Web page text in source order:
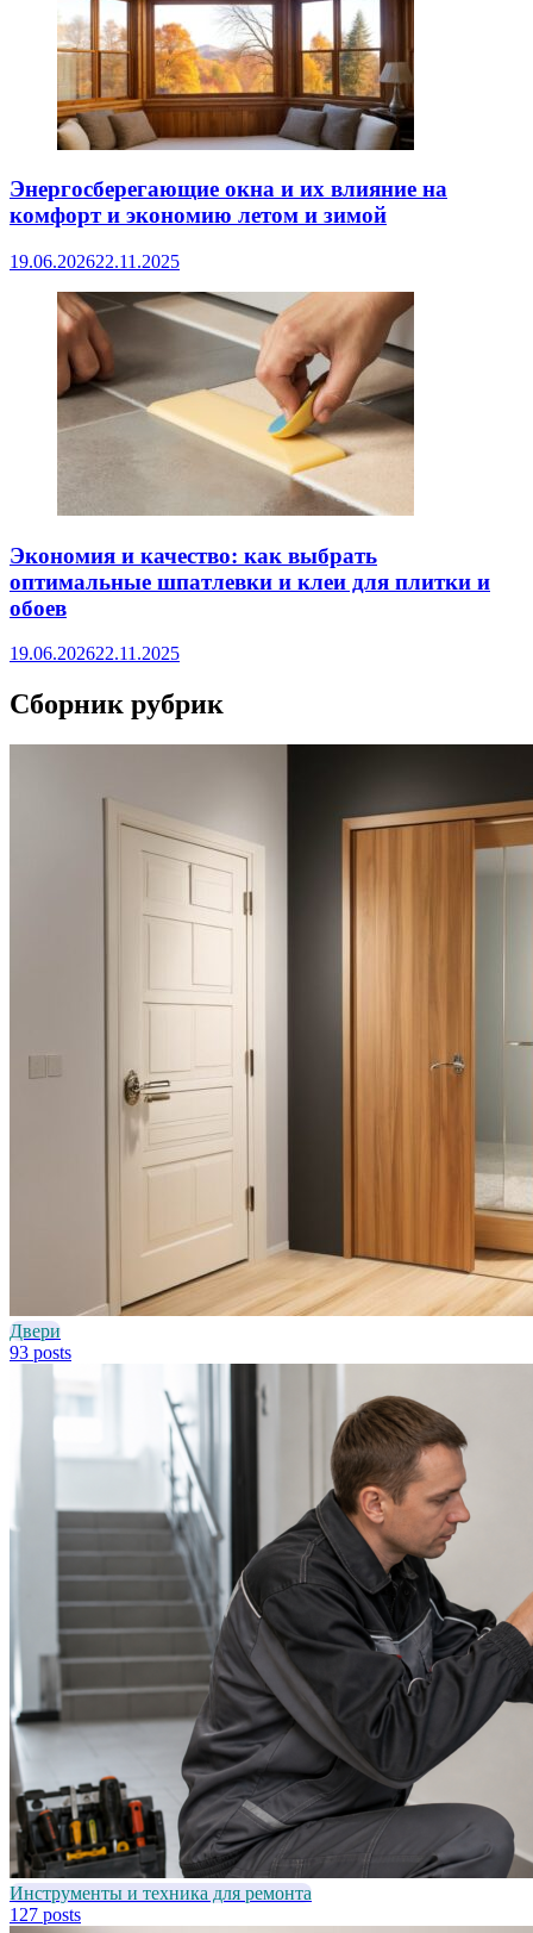
Энергосберегающие окна и их влияние на
комфорт и экономию летом и зимой
19.06.202622.11.2025
Экономия и качество: как выбрать
оптимальные шпатлевки и клеи для плитки и
обоев
19.06.202622.11.2025
Сборник рубрик
Двери
93 posts
Инструменты и техника для ремонта
127 posts